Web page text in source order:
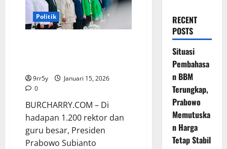
Politik
9rr5y
Januari 15, 2026
0
BURCHARRY.COM – Di
hadapan 1.200 rektor dan
guru besar, Presiden
Prabowo Subianto
RECENT
POSTS
Situasi
Pembahasa
n BBM
Terungkap,
Prabowo
Memutuska
n Harga
Tetap Stabil